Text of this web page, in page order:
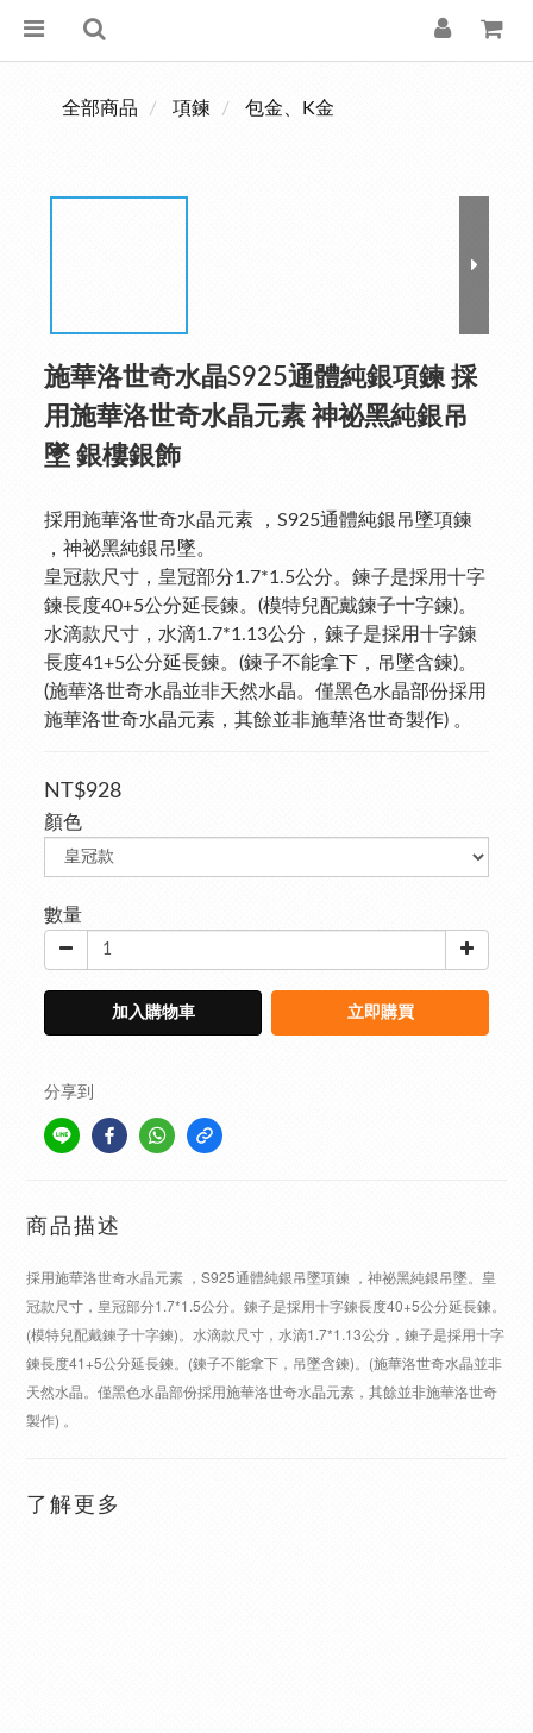
全部商品 項鍊 包金、K金
施華洛世奇水晶S925通體純銀項鍊 採
用施華洛世奇水晶元素 神祕黑純銀吊
墜 銀樓銀飾
採用施華洛世奇水晶元素 ，S925通體純銀吊墜項鍊
，神祕黑純銀吊墜。
皇冠款尺寸，皇冠部分1.7*1.5公分。鍊子是採用十字
鍊長度40+5公分延長鍊。(模特兒配戴鍊子十字鍊)。
水滴款尺寸，水滴1.7*1.13公分，鍊子是採用十字鍊
長度41+5公分延長鍊。(鍊子不能拿下，吊墜含鍊)。
(施華洛世奇水晶並非天然水晶。僅黑色水晶部份採用
施華洛世奇水晶元素，其餘並非施華洛世奇製作) 。
NT$928
顏色
數量
加入購物車 立即購買
分享到
商品描述
採用施華洛世奇水晶元素 ，S925通體純銀吊墜項鍊 ，神祕黑純銀吊墜。皇
冠款尺寸，皇冠部分1.7*1.5公分。鍊子是採用十字鍊長度40+5公分延長鍊。
(模特兒配戴鍊子十字鍊)。水滴款尺寸，水滴1.7*1.13公分，鍊子是採用十字
鍊長度41+5公分延長鍊。(鍊子不能拿下，吊墜含鍊)。(施華洛世奇水晶並非
天然水晶。僅黑色水晶部份採用施華洛世奇水晶元素，其餘並非施華洛世奇
製作) 。
了解更多